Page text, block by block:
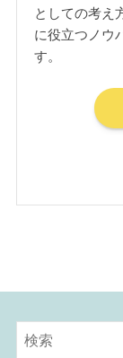
としての考え
に役立つノウ
す。